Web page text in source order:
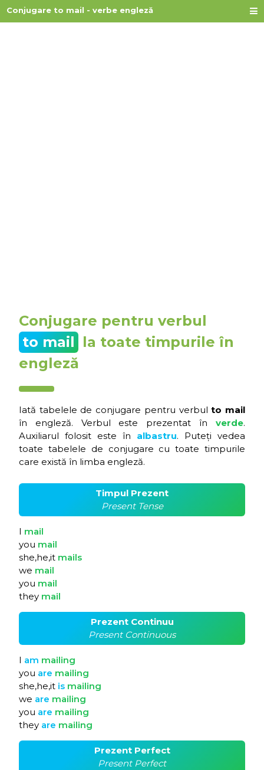
Conjugare to mail - verbe engleză
Conjugare pentru verbul
to mail la toate timpurile în
engleză
Iată tabelele de conjugare pentru verbulto mail
în engleză. Verbul este prezentat în verde.
Auxiliarul folosit este în albastru. Puteți vedea
toate tabelele de conjugare cu toate timpurile
care există în limba engleză.
Timpul Prezent
Present Tense
I mail
you mail
she,he,it mails
we mail
you mail
they mail
Prezent Continuu
Present Continuous
I am mailing
you are mailing
she,he,it is mailing
we are mailing
you are mailing
they are mailing
Prezent Perfect
Present Perfect